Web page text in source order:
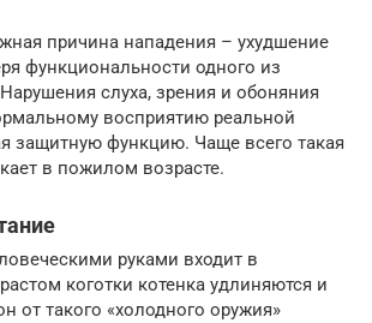
причина нападения – ухудшение
функциональности одного из
слуха, зрения и обоняния
восприятию реальной
защитную функцию. Чаще всего такая
в пожилом возрасте.
руками входит в
коготки котенка удлиняются и
от такого «холодного оружия»